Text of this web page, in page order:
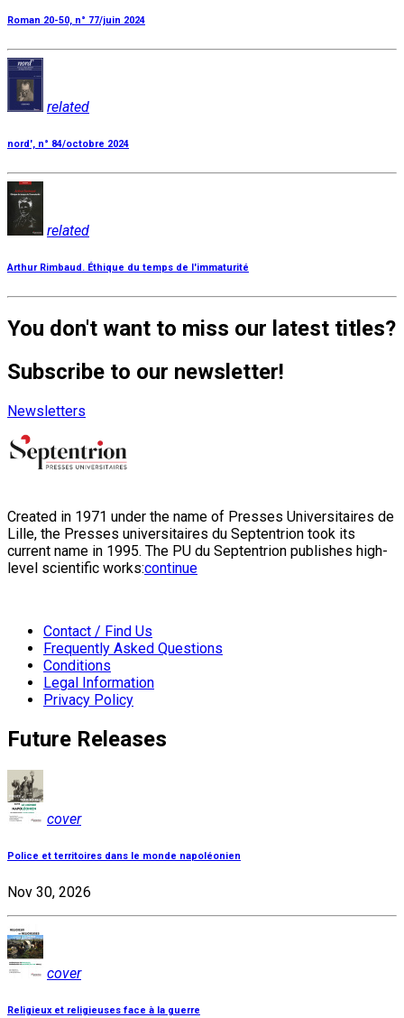
Roman 20-50, n° 77/juin 2024
related
nord', n° 84/octobre 2024
related
Arthur Rimbaud. Éthique du temps de l'immaturité
You don't want to miss our latest titles?
Subscribe to our newsletter!
Newsletters
Created in 1971 under the name of Presses Universitaires de
Lille, the Presses universitaires du Septentrion took its
current name in 1995. The PU du Septentrion publishes high-
level scientific works:continue
Contact / Find Us
Frequently Asked Questions
Conditions
Legal Information
Privacy Policy
Future Releases
cover
Police et territoires dans le monde napoléonien
Nov 30, 2026
cover
Religieux et religieuses face à la guerre